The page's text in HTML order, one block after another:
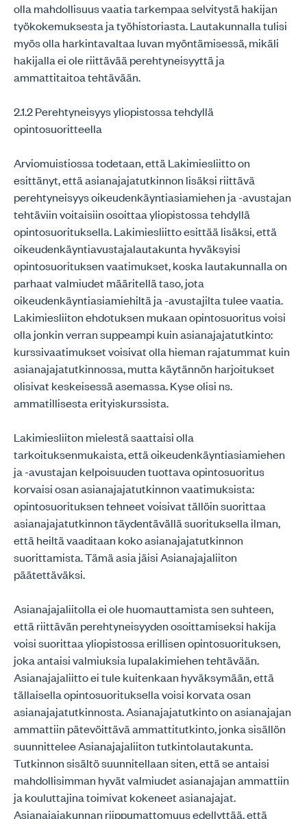
olla mahdollisuus vaatia tarkempaa selvitystä hakijan
työkokemuksesta ja työhistoriasta. Lautakunnalla tulisi
myös olla harkintavaltaa luvan myöntämisessä, mikäli
hakijalla ei ole riittävää perehtyneisyyttä ja
ammattitaitoa tehtävään.
2.1.2 Perehtyneisyys yliopistossa tehdyllä
opintosuoritteella
Arviomuistiossa todetaan, että Lakimiesliitto on
esittänyt, että asianajajatutkinnon lisäksi riittävä
perehtyneisyys oikeudenkäyntiasiamiehen ja -avustajan
tehtäviin voitaisiin osoittaa yliopistossa tehdyllä
opintosuorituksella. Lakimiesliitto esittää lisäksi, että
oikeudenkäyntiavustajalautakunta hyväksyisi
opintosuorituksen vaatimukset, koska lautakunnalla on
parhaat valmiudet määritellä taso, jota
oikeudenkäyntiasiamiehiltä ja -avustajilta tulee vaatia.
Lakimiesliiton ehdotuksen mukaan opintosuoritus voisi
olla jonkin verran suppeampi kuin asianajajatutkinto:
kurssivaatimukset voisivat olla hieman rajatummat kuin
asianajajatutkinnossa, mutta käytännön harjoitukset
olisivat keskeisessä asemassa. Kyse olisi ns.
ammatillisesta erityiskurssista.
Lakimiesliiton mielestä saattaisi olla
tarkoituksenmukaista, että oikeudenkäyntiasiamiehen
ja -avustajan kelpoisuuden tuottava opintosuoritus
korvaisi osan asianajajatutkinnon vaatimuksista:
opintosuorituksen tehneet voisivat tällöin suorittaa
asianajajatutkinnon täydentävällä suorituksella ilman,
että heiltä vaaditaan koko asianajajatutkinnon
suorittamista. Tämä asia jäisi Asianajajaliiton
päätettäväksi.
Asianajajaliitolla ei ole huomauttamista sen suhteen,
että riittävän perehtyneisyyden osoittamiseksi hakija
voisi suorittaa yliopistossa erillisen opintosuorituksen,
joka antaisi valmiuksia lupalakimiehen tehtävään.
Asianajajaliitto ei tule kuitenkaan hyväksymään, että
tällaisella opintosuorituksella voisi korvata osan
asianajajatutkinnosta. Asianajajatutkinto on asianajajan
ammattiin pätevöittävä ammattitutkinto, jonka sisällön
suunnittelee Asianajajaliiton tutkintolautakunta.
Tutkinnon sisältö suunnitellaan siten, että se antaisi
mahdollisimman hyvät valmiudet asianajajan ammattiin
ja kouluttajina toimivat kokeneet asianajajat.
Asianajajakunnan riippumattomuus edellyttää, että